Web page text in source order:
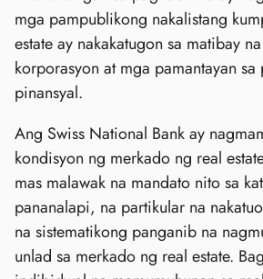
mga pampublikong nakalistang
estate ay nakakatugon sa matibay
korporasyon at mga pamantayan sa
pinansyal.
Ang Swiss National Bank ay
kondisyon ng merkado ng real
mas malawak na mandato nito sa
pananalapi, na partikular na
na sistematikong panganib na
unlad sa merkado ng real estate.